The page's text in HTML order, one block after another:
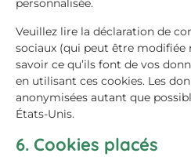
personnalisée.
Veuillez lire la déclaration de
sociaux (qui peut être
savoir ce qu’ils font de vos
en utilisant ces cookies. Les
anonymisées autant que
États-Unis.
6. Cookies placés